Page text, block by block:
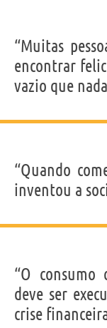
“Muitas
encontrar
vazio que
“Quando
inventou a
“O consumo
deve ser
crise